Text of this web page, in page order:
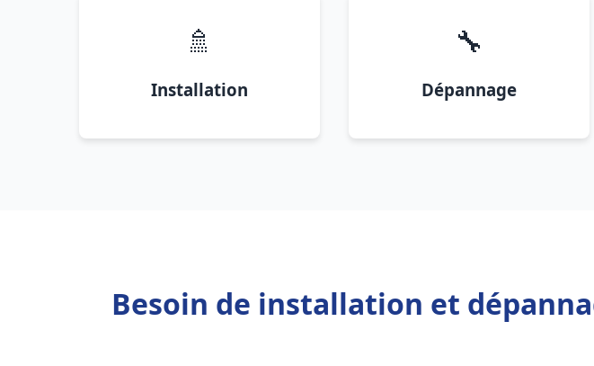
🚿
Installation
🔧
Dépannage
Besoin de installation et